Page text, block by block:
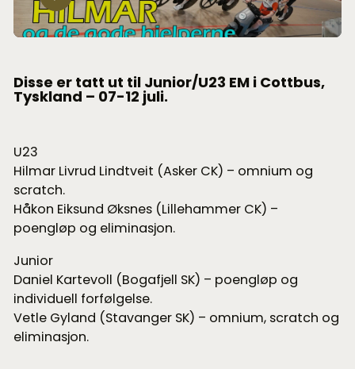
video
Disse er tatt ut til Junior/U23 EM i Cottbus,
Tyskland – 07-12 juli.
U23
Hilmar Livrud Lindtveit (Asker CK) – omnium og
scratch.
Håkon Eiksund Øksnes (Lillehammer CK) –
poengløp og eliminasjon.
Junior
Daniel Kartevoll (Bogafjell SK) – poengløp og
individuell forfølgelse.
Vetle Gyland (Stavanger SK) – omnium, scratch og
eliminasjon.